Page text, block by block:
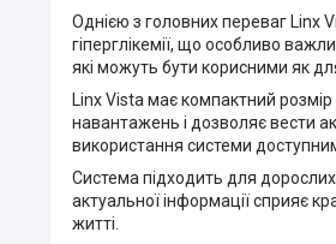
Однією з головних переваг Linx
гіперглікемії, що особливо
які можуть бути корисними як
Linx Vista має компактний
навантажень і дозволяє вести
використання системи
Система підходить для
актуальної інформації сприяє
житті.